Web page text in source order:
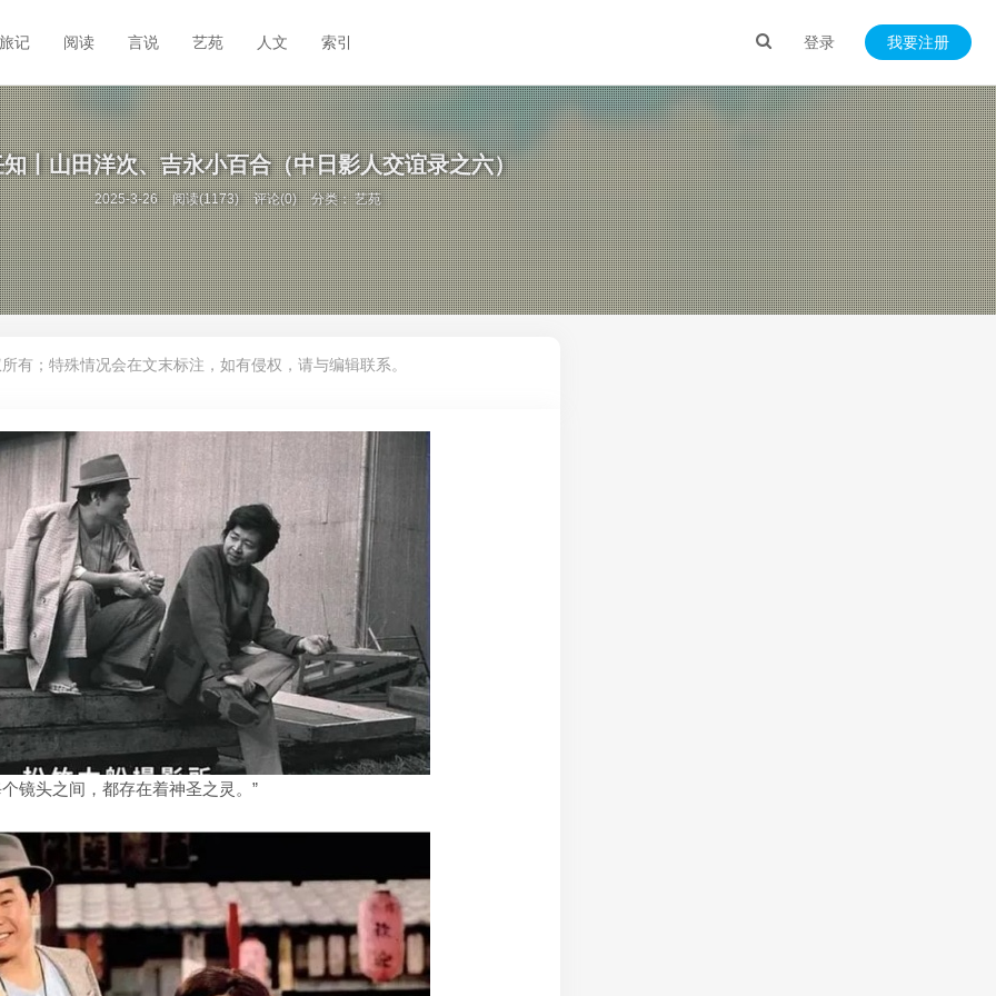
登录 我要注册
旅记 阅读 言说 艺苑 人文 索引
知丨山田洋次、吉永小百合（中日影人交谊录之六）
2025-3-26 阅读(1173) 评论(0) 分类：艺苑
有；特殊情况会在文末标注，如有侵权，请与编辑联系。
个镜头之间，都存在着神圣之灵。”